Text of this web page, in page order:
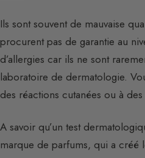
Ils sont souvent de mauvaise
procurent pas de garantie au
d’allergies car ils ne sont
laboratoire de dermatologie.
des réactions cutanées ou à
A savoir qu’un test
marque de parfums, qui a créé